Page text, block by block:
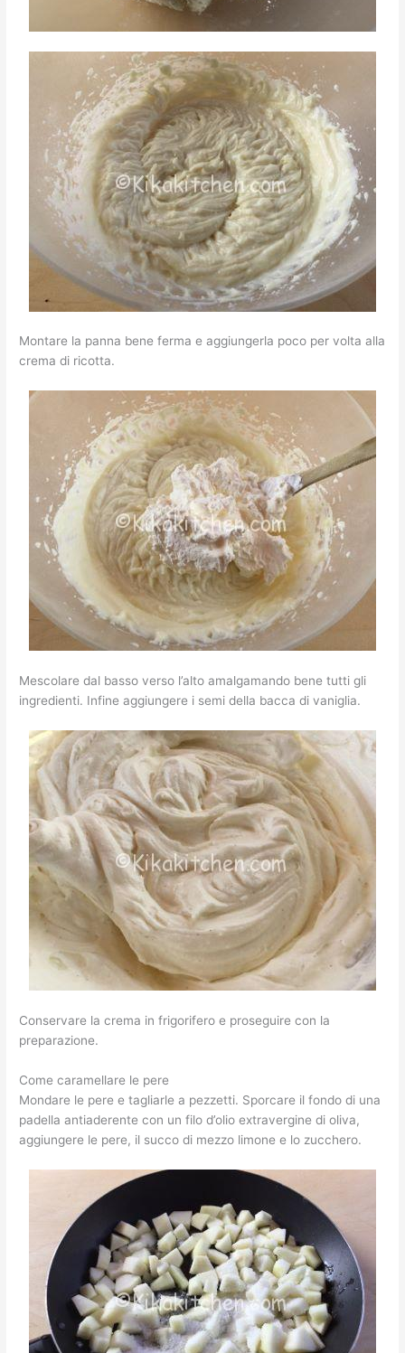
Montare la panna bene ferma e aggiungerla poco per volta alla
crema di ricotta.
Mescolare dal basso verso l’alto amalgamando bene tutti gli
ingredienti. Infine aggiungere i semi della bacca di vaniglia.
Conservare la crema in frigorifero e proseguire con la
preparazione.
Come caramellare le pere
Mondare le pere e tagliarle a pezzetti. Sporcare il fondo di una
padella antiaderente con un filo d’olio extravergine di oliva,
aggiungere le pere, il succo di mezzo limone e lo zucchero.